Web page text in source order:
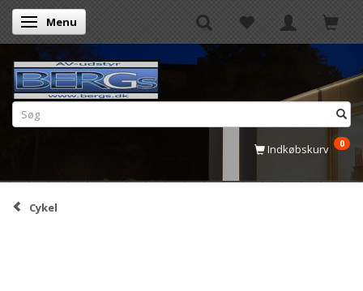
Skifte navigation
Menu
Indkøbskurv 0
Cykel